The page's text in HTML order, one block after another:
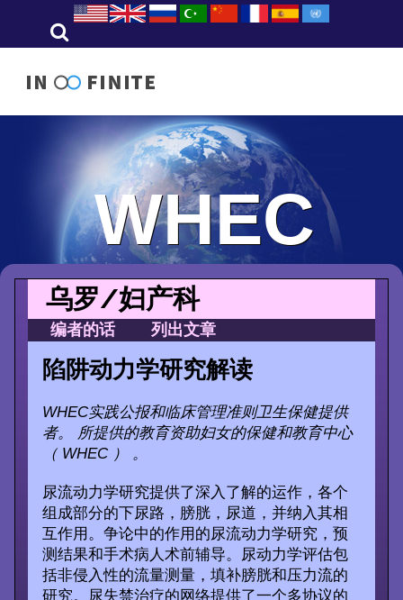
WHEC
乌罗/妇产科
编者的话 列出文章
陷阱动力学研究解读
WHEC实践公报和临床管理准则卫生保健提供
者。 所提供的教育资助妇女的保健和教育中心
（ WHEC ） 。
尿流动力学研究提供了深入了解的运作，各个
组成部分的下尿路，膀胱，尿道，并纳入其相
互作用。争论中的作用的尿流动力学研究，预
测结果和手术病人术前辅导。尿动力学评估包
括非侵入性的流量测量，填补膀胱和压力流的
研究。尿失禁治疗的网络提供了一个多协议的